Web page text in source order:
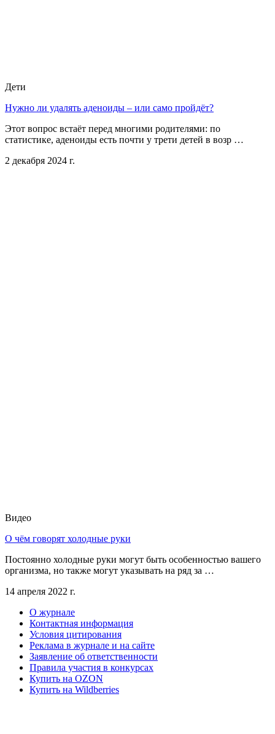
Дети
Нужно ли удалять аденоиды – или само пройдёт?
Этот вопрос встаёт перед многими родителями: по
статистике, аденоиды есть почти у трети детей в возр …
2 декабря 2024 г.
Видео
О чём говорят холодные руки
Постоянно холодные руки могут быть особенностью вашего
организма, но также могут указывать на ряд за …
14 апреля 2022 г.
О журнале
Контактная информация
Условия цитирования
Реклама в журнале и на сайте
Заявление об ответственности
Правила участия в конкурсах
Купить на OZON
Купить на Wildberries